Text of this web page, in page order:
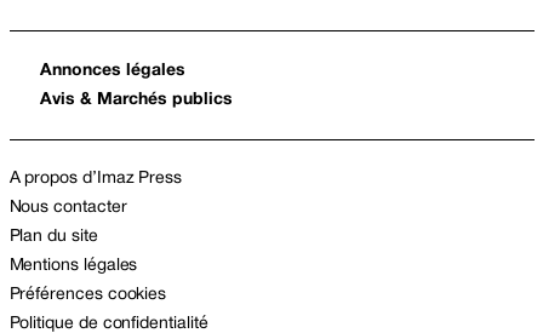
Annonces légales
Avis & Marchés publics
A propos d’Imaz Press
Nous contacter
Plan du site
Mentions légales
Préférences cookies
Politique de confidentialité